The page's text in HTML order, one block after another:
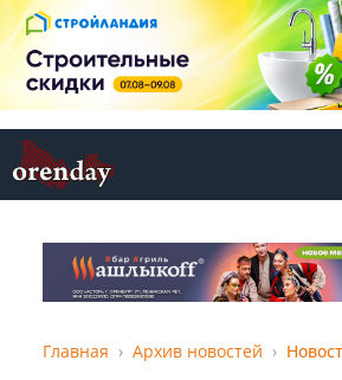
Главная Архив новостей